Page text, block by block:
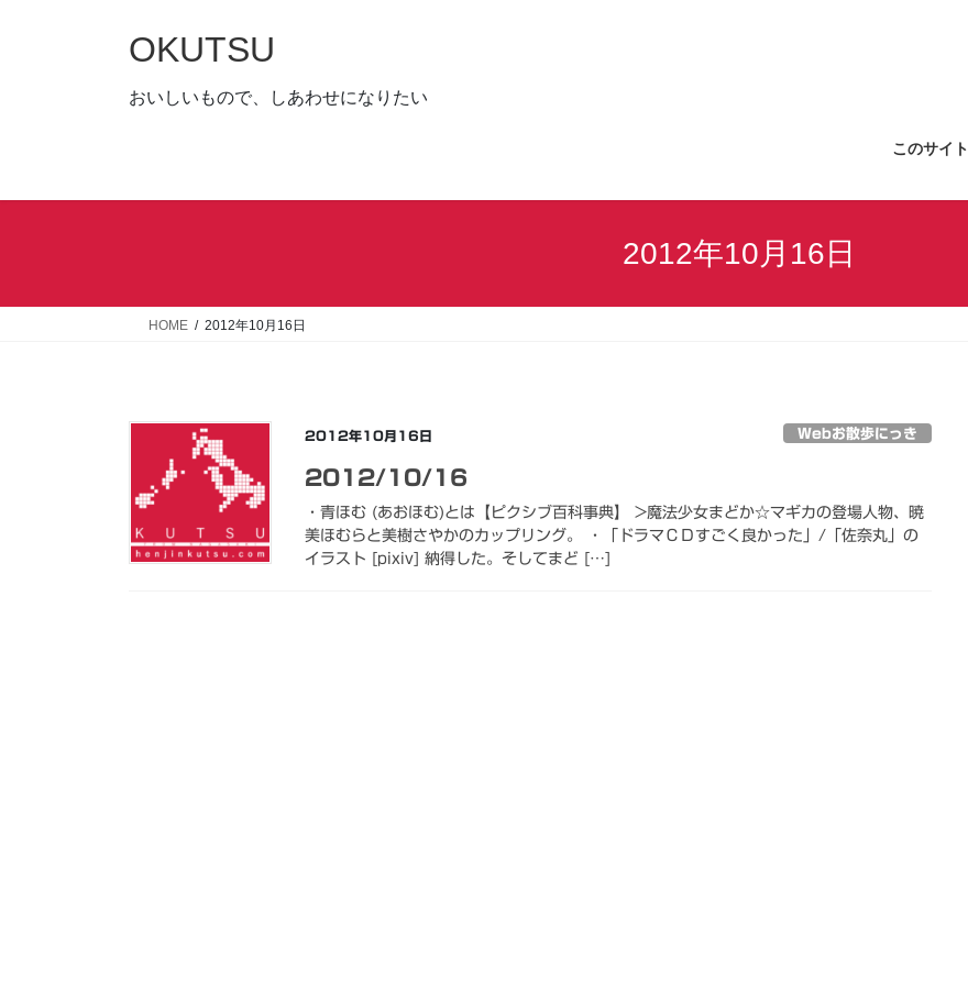
キ
に
OKUTSU
おいしいもので、しあわせになりたい
このサイト
2012年10月16日
HOME 2012年10月16日
2012年10月16日 Webお散歩にっき
2012/10/16
・青ほむ (あおほむ)とは【ピクシブ百科事典】 >魔法少女まどか☆マギカの登場人物、暁
美ほむらと美樹さやかのカップリング。 ・「ドラマＣＤすごく良かった」/「佐奈丸」の
イラスト [pixiv] 納得した。そしてまど […]